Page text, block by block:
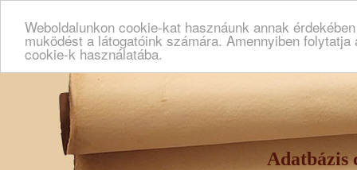
Weboldalunkon cookie-kat hasznáunk annak
muködést a látogatóink számára. Amennyiben
cookie-k használatába.
Adatbázis